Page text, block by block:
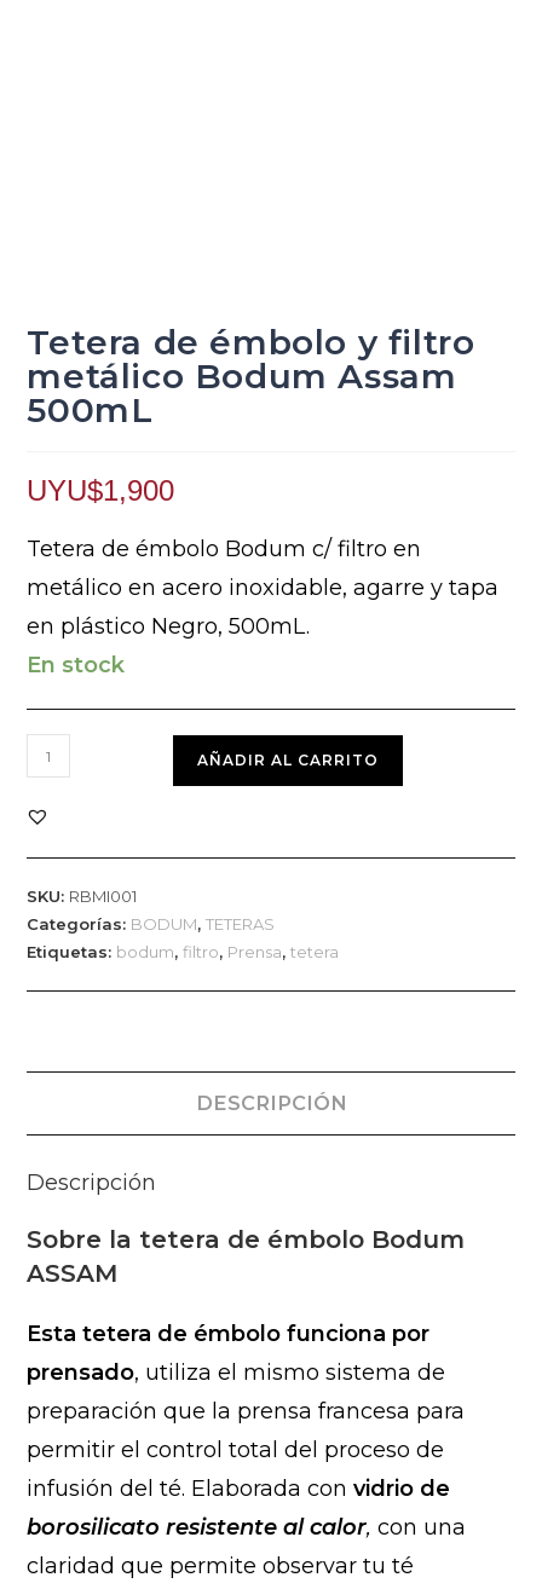
Tetera de émbolo y filtro
metálico Bodum Assam
500mL
UYU$1,900
Tetera de émbolo Bodum c/ filtro en
metálico en acero inoxidable, agarre y tapa
en plástico Negro, 500mL.
En stock
AÑADIR AL CARRITO
SKU: RBMI001
Categorías: BODUM,TETERAS
Etiquetas: bodum,filtro, Prensa,tetera
DESCRIPCIÓN
Descripción
Sobre la tetera de émbolo Bodum
ASSAM
Esta tetera de émbolo funciona por
prensado, utiliza el mismo sistema de
preparación que la prensa francesa para
permitir el control total del proceso de
infusión del té. Elaborada convidrio de
borosilicato resistente al calor, con una
claridad que permite observar tu té